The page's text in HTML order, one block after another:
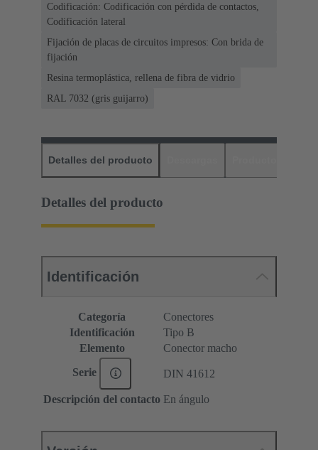
Codificación: Codificación con pérdida de contactos,
Codificación lateral
Fijación de placas de circuitos impresos: Con brida de
fijación
Resina termoplástica, rellena de fibra de vidrio
RAL 7032 (gris guijarro)
Detalles del producto
Detalles del producto
Identificación
Categoría
Conectores
Identificación
Tipo B
Elemento
Conector macho
Serie DIN 41612
Descripción del contacto En ángulo